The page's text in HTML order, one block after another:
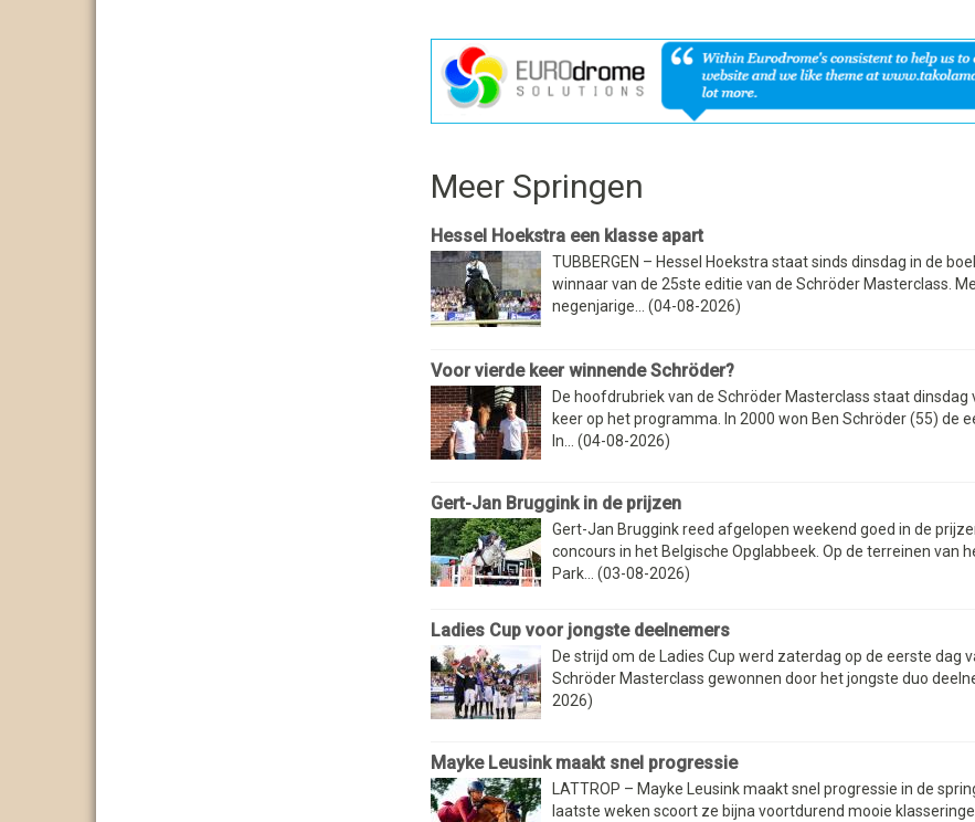
Meer Springen
Hessel Hoekstra een klasse apart
TUBBERGEN – Hessel Hoekstra staat sinds dinsdag in de
winnaar van de 25ste editie van de Schröder Masterclass.
negenjarige... (04-08-2026)
Voor vierde keer winnende Schröder?
De hoofdrubriek van de Schröder Masterclass staat dinsdag
keer op het programma. In 2000 won Ben Schröder (55) de
In... (04-08-2026)
Gert-Jan Bruggink in de prijzen
Gert-Jan Bruggink reed afgelopen weekend goed in de
concours in het Belgische Opglabbeek. Op de terreinen van
Park... (03-08-2026)
Ladies Cup voor jongste deelnemers
De strijd om de Ladies Cup werd zaterdag op de eerste dag
Schröder Masterclass gewonnen door het jongste duo
2026)
Mayke Leusink maakt snel progressie
LATTROP – Mayke Leusink maakt snel progressie in de
laatste weken scoort ze bijna voortdurend mooie